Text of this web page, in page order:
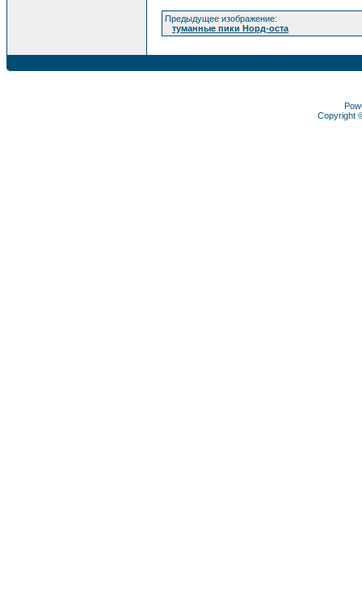
Предыдущее изображение:
туманные пики Норд-оста
Copyright